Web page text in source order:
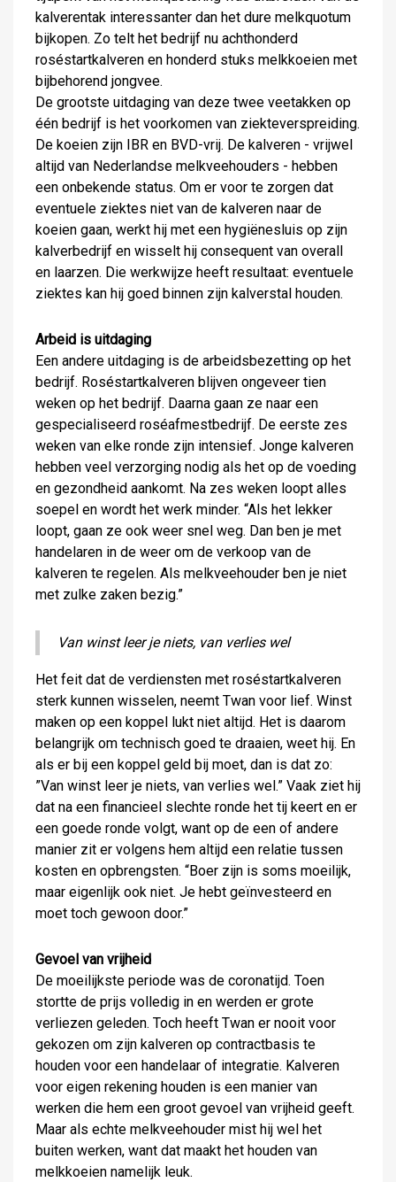
kalverentak interessanter dan het dure melkquotum
bijkopen. Zo telt het bedrijf nu achthonderd
roséstartkalveren en honderd stuks melkkoeien met
bijbehorend jongvee.
De grootste uitdaging van deze twee veetakken op
één bedrijf is het voorkomen van ziekteverspreiding.
De koeien zijn IBR en BVD-vrij. De kalveren - vrijwel
altijd van Nederlandse melkveehouders - hebben
een onbekende status. Om er voor te zorgen dat
eventuele ziektes niet van de kalveren naar de
koeien gaan, werkt hij met een hygiënesluis op zijn
kalverbedrijf en wisselt hij consequent van overall
en laarzen. Die werkwijze heeft resultaat: eventuele
ziektes kan hij goed binnen zijn kalverstal houden.
Arbeid is uitdaging
Een andere uitdaging is de arbeidsbezetting op het
bedrijf. Roséstartkalveren blijven ongeveer tien
weken op het bedrijf. Daarna gaan ze naar een
gespecialiseerd roséafmestbedrijf. De eerste zes
weken van elke ronde zijn intensief. Jonge kalveren
hebben veel verzorging nodig als het op de voeding
en gezondheid aankomt. Na zes weken loopt alles
soepel en wordt het werk minder. “Als het lekker
loopt, gaan ze ook weer snel weg. Dan ben je met
handelaren in de weer om de verkoop van de
kalveren te regelen. Als melkveehouder ben je niet
met zulke zaken bezig.”
Van winst leer je niets, van verlies wel
Het feit dat de verdiensten met roséstartkalveren
sterk kunnen wisselen, neemt Twan voor lief. Winst
maken op een koppel lukt niet altijd. Het is daarom
belangrijk om technisch goed te draaien, weet hij. En
als er bij een koppel geld bij moet, dan is dat zo:
”Van winst leer je niets, van verlies wel.” Vaak ziet hij
dat na een financieel slechte ronde het tij keert en er
een goede ronde volgt, want op de een of andere
manier zit er volgens hem altijd een relatie tussen
kosten en opbrengsten. “Boer zijn is soms moeilijk,
maar eigenlijk ook niet. Je hebt geïnvesteerd en
moet toch gewoon door.”
Gevoel van vrijheid
De moeilijkste periode was de coronatijd. Toen
stortte de prijs volledig in en werden er grote
verliezen geleden. Toch heeft Twan er nooit voor
gekozen om zijn kalveren op contractbasis te
houden voor een handelaar of integratie. Kalveren
voor eigen rekening houden is een manier van
werken die hem een groot gevoel van vrijheid geeft.
Maar als echte melkveehouder mist hij wel het
buiten werken, want dat maakt het houden van
melkkoeien namelijk leuk.